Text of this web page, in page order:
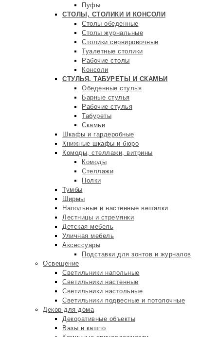
Пуфы
СТОЛЫ, СТОЛИКИ И КОНСОЛИ
Столы обеденные
Столы журнальные
Столики сервировочные
Туалетные столики
Рабочие столы
Консоли
СТУЛЬЯ, ТАБУРЕТЫ И СКАМЬИ
Обеденные стулья
Барные стулья
Рабочие стулья
Табуреты
Скамьи
Шкафы и гардеробные
Книжные шкафы и бюро
Комоды, стеллажи, витрины
Комоды
Стеллажи
Полки
Тумбы
Ширмы
Напольные и настенные вешалки
Лестницы и стремянки
Детская мебель
Уличная мебель
Аксессуары
Подставки для зонтов и журналов
Освещение
Светильники напольные
Светильники настенные
Светильники настольные
Светильники подвесные и потолочные
Декор для дома
Декоративные объекты
Вазы и кашпо